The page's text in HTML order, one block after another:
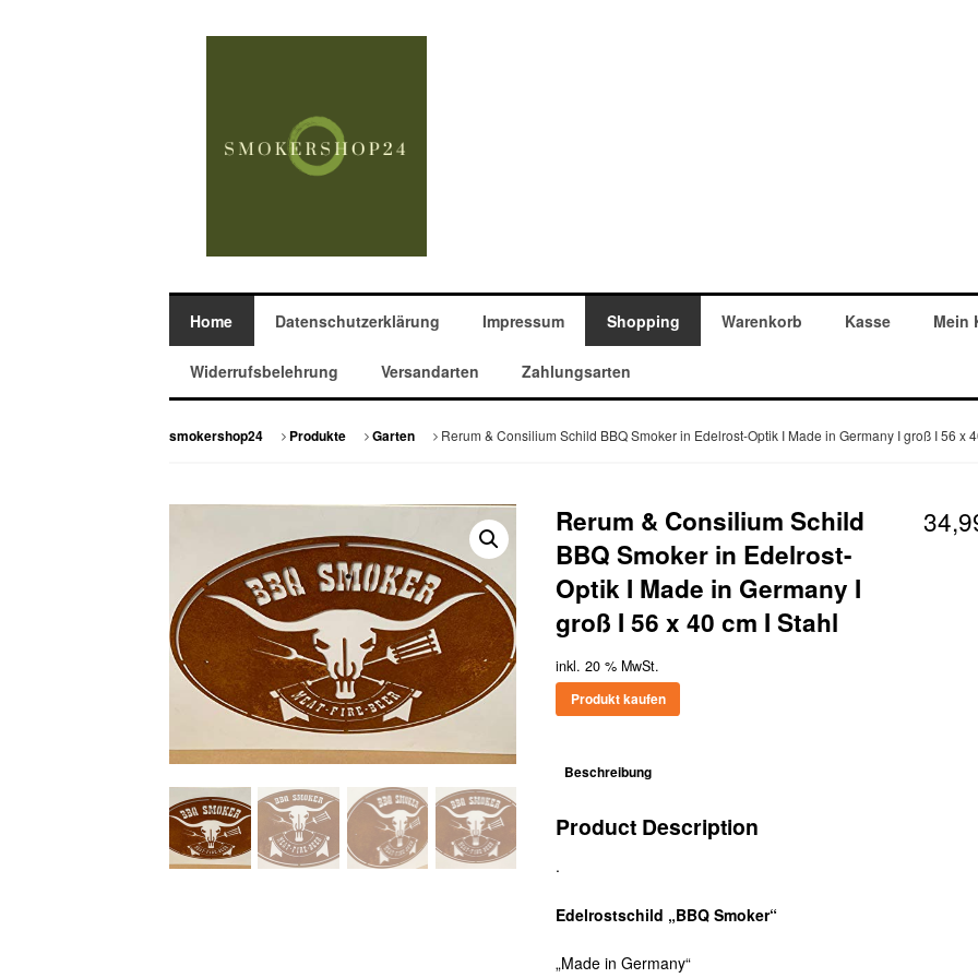
Home Datenschutzerklärung Impressum Shopping Warenkorb Kasse Mein
Widerrufsbelehrung Versandarten Zahlungsarten
smokershop24 Produkte Garten Rerum & Consilium Schild BBQ Smoker in Edelrost-Optik I Made in Germany I groß I 56 x
Rerum & Consilium Schild
BBQ Smoker in Edelrost-
Optik I Made in Germany I
groß I 56 x 40 cm I Stahl
inkl. 20 % MwSt.
Produkt kaufen
Beschreibung
Product Description
.
Edelrostschild „BBQ Smoker“
„Made in Germany“